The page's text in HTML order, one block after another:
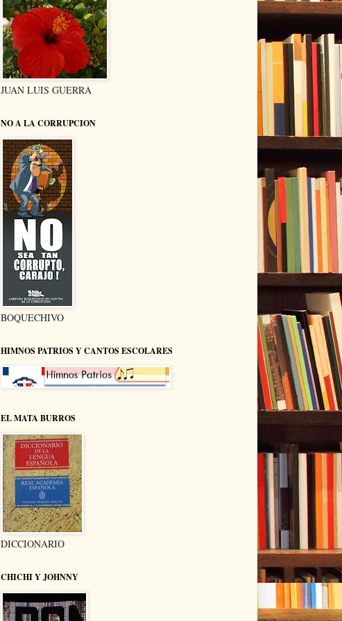
JUAN LUIS GUERRA
NO A LA CORRUPCION
BOQUECHIVO
HIMNOS PATRIOS Y CANTOS ESCOLARES
EL MATA BURROS
DICCIONARIO
CHICHI Y JOHNNY